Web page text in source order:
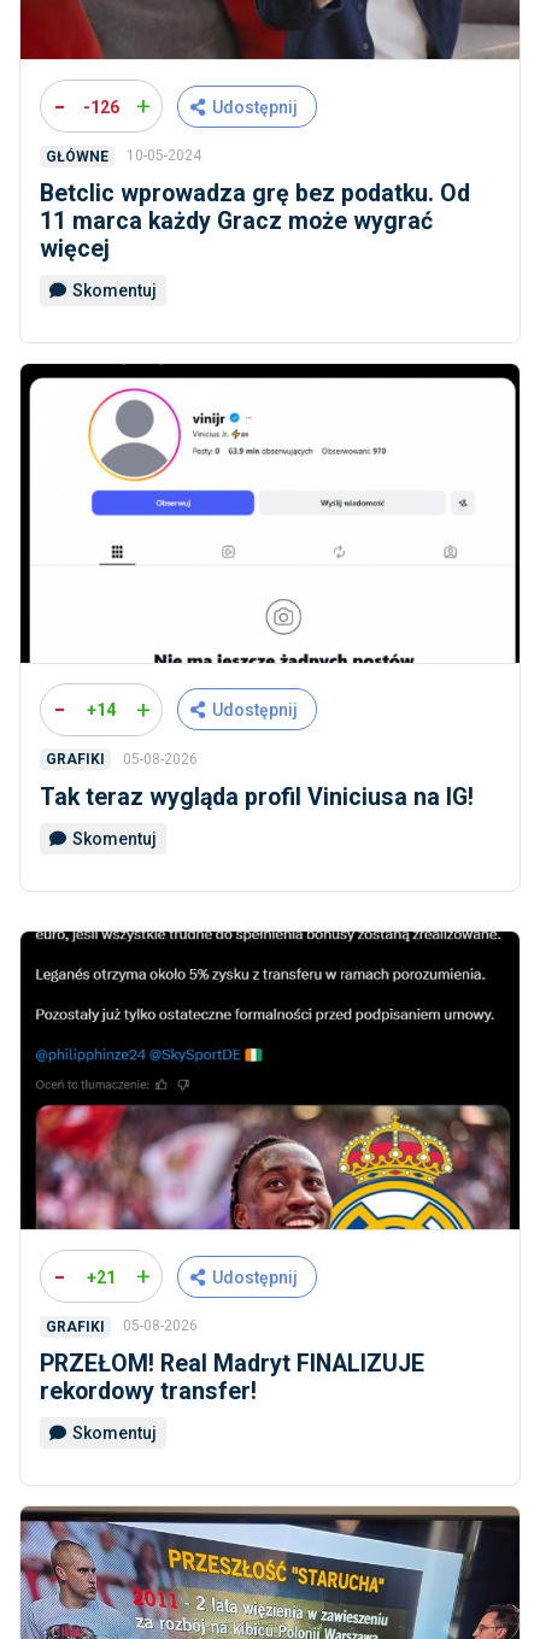
- -126 + Udostępnij
GŁÓWNE 10-05-2024
Betclic wprowadza grę bez podatku. Od
11 marca każdy Gracz może wygrać
więcej
Skomentuj
- +14 + Udostępnij
GRAFIKI 05-08-2026
Tak teraz wygląda profil Viniciusa na IG!
Skomentuj
- +21 + Udostępnij
GRAFIKI 05-08-2026
PRZEŁOM! Real Madryt FINALIZUJE
rekordowy transfer!
Skomentuj